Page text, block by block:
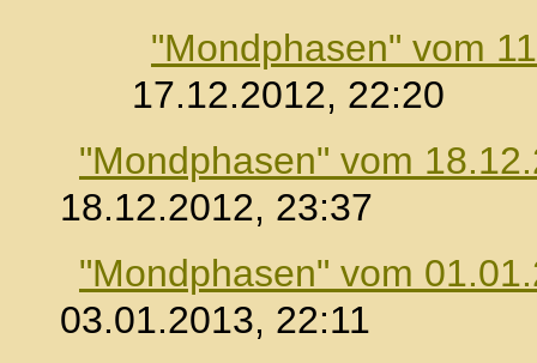
"Mondphasen" vom
17.12.2012, 22:20
"Mondphasen" vom
18.12.2012, 23:37
"Mondphasen" vom
03.01.2013, 22:11